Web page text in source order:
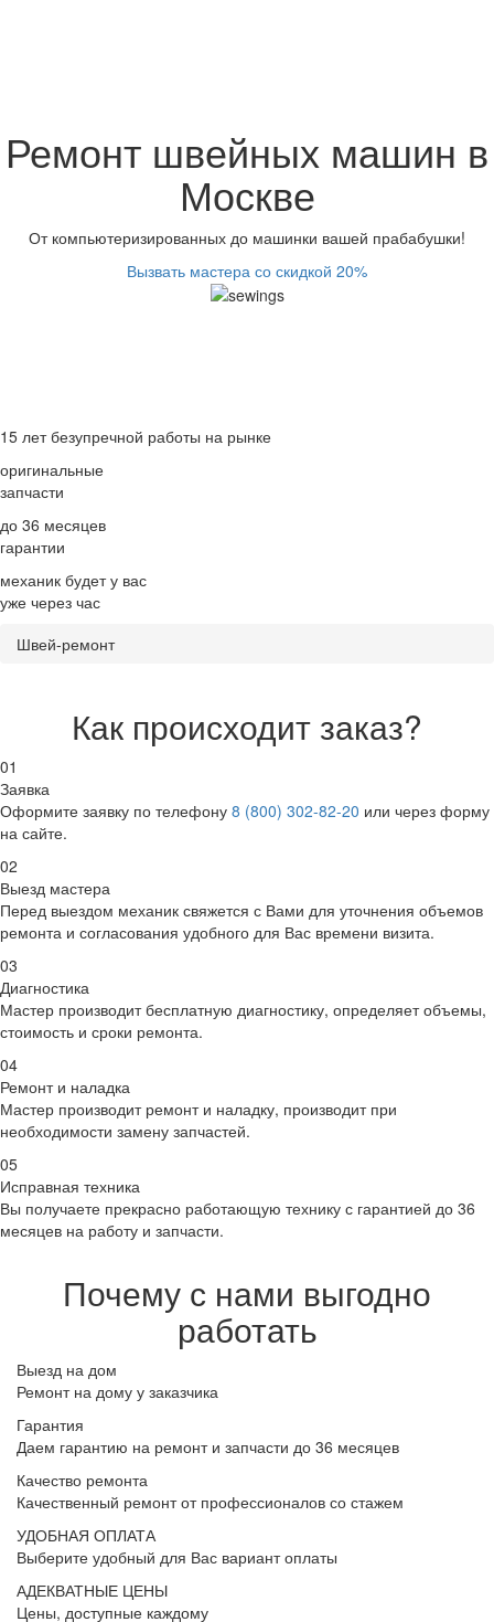
Ремонт швейных машин в
Москве
От компьютеризированных до машинки вашей прабабушки!
Вызвать мастера со скидкой 20%
15 летбезупречной работы на рынке
оригинальные
запчасти
до 36 месяцев
гарантии
механик будет у вас
уже через час
Швей-ремонт
Как происходит заказ?
01
Заявка
Оформите заявку по телефону 8 (800) 302-82-20 или через форму
на сайте.
02
Выезд мастера
Перед выездом механик свяжется с Вами для уточнения объемов
ремонта и согласования удобного для Вас времени визита.
03
Диагностика
Мастер производит бесплатную диагностику, определяет объемы,
стоимость и сроки ремонта.
04
Ремонт и наладка
Мастер производит ремонт и наладку, производит при
необходимости замену запчастей.
05
Исправная техника
Вы получаете прекрасно работающую технику с гарантией до 36
месяцев на работу и запчасти.
Почему с нами выгодно
работать
Выезд на дом
Ремонт на дому у заказчика
Гарантия
Даем гарантию на ремонт и запчасти до 36 месяцев
Качество ремонта
Качественный ремонт от профессионалов со стажем
УДОБНАЯ ОПЛАТА
Выберите удобный для Вас вариант оплаты
АДЕКВАТНЫЕ ЦЕНЫ
Цены, доступные каждому